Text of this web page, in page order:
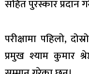
सहित पुरस्कार प्रदान
परीक्षामा पहिलो,
प्रमुख श्याम कुमार